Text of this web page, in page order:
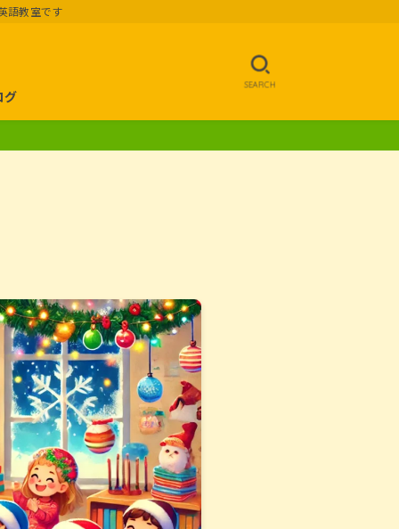
語教室です
グ
SEARCH